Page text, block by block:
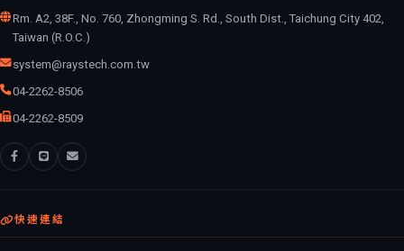
Rm. A2, 38F., No. 760, Zhongming S. Rd., South Dist., Taichung City 402,
Taiwan (R.O.C.)
system@raystech.com.tw
04-2262-8506
04-2262-8509
快速連結